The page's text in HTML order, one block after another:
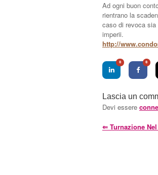
Ad ogni buon
rientrano la
caso di revoca sia
imperii.
http://
0 0
Lascia un
Devi essere
⇐ Turnazione